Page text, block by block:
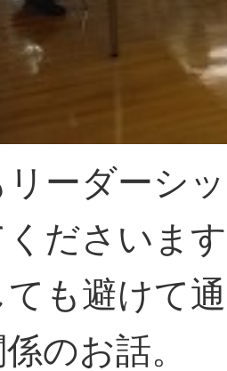
リーダーシ
ださいま
ても避けて
のお話。